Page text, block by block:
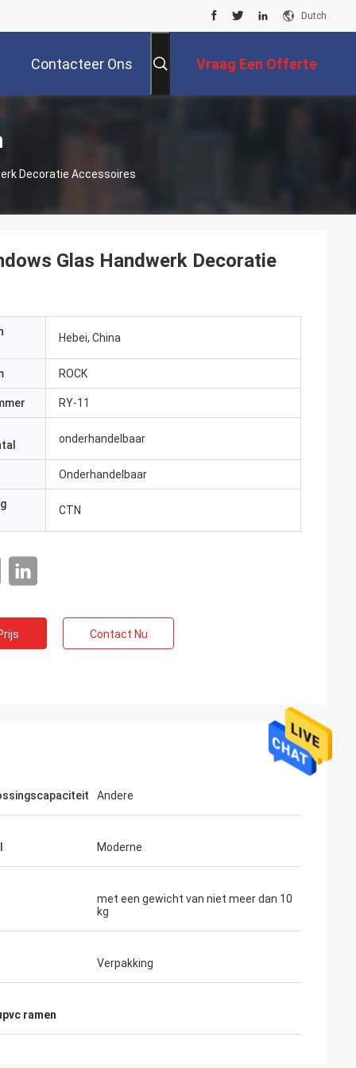
Dutch
Contacteer Ons Vraag Een Offerte
Decoratie Accessoires
Glas Handwerk Decoratie
Hebei, China
ROCK
RY-11
onderhandelbaar
Onderhandelbaar
CTN
Contact Nu
Andere
Moderne
met een gewicht van niet meer dan 10
kg
Verpakking
ramen